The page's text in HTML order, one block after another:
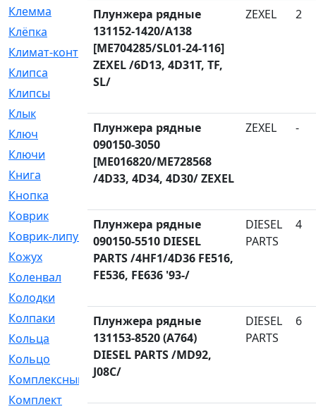
Клемма
[5]
Клёпка
[2]
Климат-контроль
[3]
Клипса
[21]
Клипсы
Клык
[4]
Ключ
[2]
Ключи
[3]
Книга
[293]
Кнопка
Коврик
Коврик-липучка
[2]
Кожух
[4]
Коленвал
[38]
Колодки
Колпаки
[5]
Кольца
[1164]
Кольцо
[272]
Комплексный
Комплект
[196]
Плунжера рядные
131152-1420/A138
[ME704285/SL01-24-116]
ZEXEL /6D13, 4D31T, TF,
SL/
ZEXEL 2
Плунжера рядные
090150-3050
[ME016820/ME728568
/4D33, 4D34, 4D30/ ZEXEL
ZEXEL -
Плунжера рядные
090150-5510 DIESEL
PARTS /4HF1/4D36 FE516,
FE536, FE636 '93-/
DIESEL
PARTS
4
Плунжера рядные
131153-8520 (A764)
DIESEL PARTS /MD92,
J08C/
DIESEL
PARTS
6